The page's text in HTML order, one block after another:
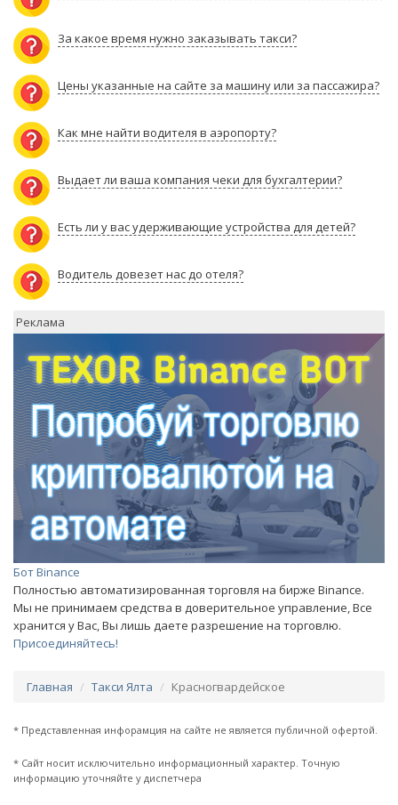
За какое время нужно заказывать такси?
Цены указанные на сайте за машину или за пассажира?
Как мне найти водителя в аэропорту?
Выдает ли ваша компания чеки для бухгалтерии?
Есть ли у вас удерживающие устройства для детей?
Водитель довезет нас до отеля?
Реклама
Бот Binance
Полностью автоматизированная торговля на бирже Binance.
Мы не принимаем средства в доверительное управление, Все
хранится у Вас, Вы лишь даете разрешение на торговлю.
Присоединяйтесь!
Главная Такси Ялта Красногвардейское
* Представленная инфорамция на сайте не является публичной офертой.
* Сайт носит исключительно информационный характер. Точную
информацию уточняйте у диспетчера